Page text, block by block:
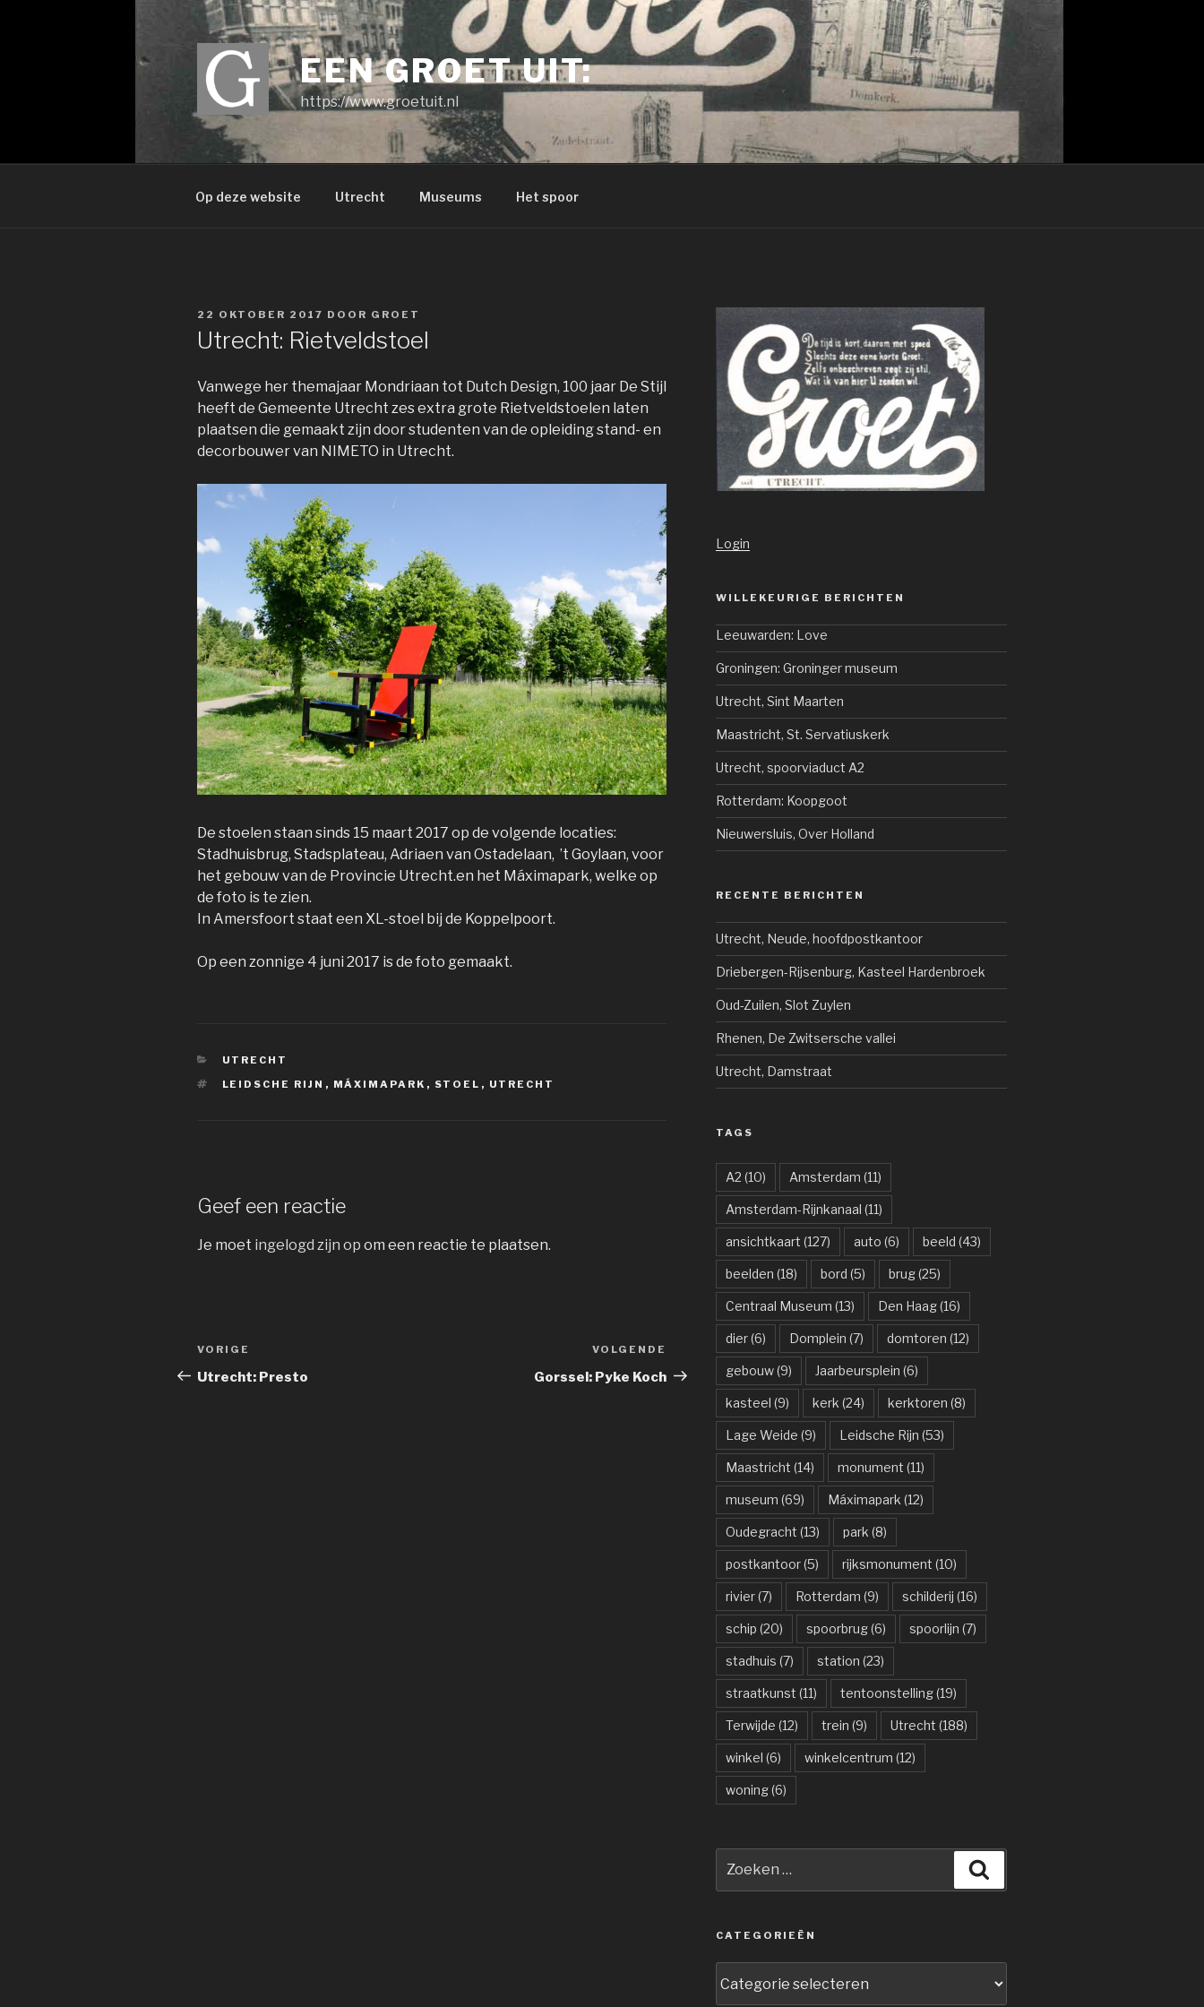
EEN GROET UIT:
https://www.groetuit.nl
Op deze website Utrecht Museums Het spoor
GEPLAATST
22 OKTOBER 2017 DOOR GROET
Utrecht: Rietveldstoel
Vanwege her themajaar Mondriaan tot Dutch Design, 100 jaar De Stijl
heeft de Gemeente Utrecht zes extra grote Rietveldstoelen laten
plaatsen die gemaakt zijn door studenten van de opleiding stand- en
decorbouwer van NIMETO in Utrecht.
De stoelen staan sinds 15 maart 2017 op de volgende locaties:
Stadhuisbrug, Stadsplateau, Adriaen van Ostadelaan, ’t Goylaan, voor
het gebouw van de Provincie Utrecht.en het Máximapark, welke op
de foto is te zien.
In Amersfoort staat een XL-stoel bij de Koppelpoort.
Op een zonnige 4 juni 2017 is de foto gemaakt.
CATEGORIEËN
UTRECHT
TAGS
LEIDSCHE RIJN , MÁXIMAPARK , STOEL , UTRECHT
Geef een reactie
Je moet ingelogd zijn op om een reactie te plaatsen.
Bericht
navigatie
Vorig
bericht
VORIGE
Utrecht: Presto
Volgend
bericht
VOLGENDE
Gorssel: Pyke Koch
Login
WILLEKEURIGE BERICHTEN
Leeuwarden: Love
Groningen: Groninger museum
Utrecht, Sint Maarten
Maastricht, St. Servatiuskerk
Utrecht, spoorviaduct A2
Rotterdam: Koopgoot
Nieuwersluis, Over Holland
RECENTE BERICHTEN
Utrecht, Neude, hoofdpostkantoor
Driebergen-Rijsenburg, Kasteel Hardenbroek
Oud-Zuilen, Slot Zuylen
Rhenen, De Zwitsersche vallei
Utrecht, Damstraat
TAGS
A2 (10) Amsterdam (11)
Amsterdam-Rijnkanaal (11)
ansichtkaart (127) auto (6) beeld (43)
beelden (18) bord (5) brug(25)
Centraal Museum (13) Den Haag(16)
dier(6) Domplein (7) domtoren (12)
gebouw(9) Jaarbeursplein (6)
kasteel (9) kerk (24) kerktoren (8)
Lage Weide (9) Leidsche Rijn (53)
Maastricht (14) monument (11)
museum (69) Máximapark (12)
Oudegracht (13) park (8)
postkantoor(5) rijksmonument (10)
rivier(7) Rotterdam (9) schilderij (16)
schip (20) spoorbrug(6) spoorlijn (7)
stadhuis (7) station (23)
straatkunst (11) tentoonstelling(19)
Terwijde (12) trein (9) Utrecht (188)
winkel (6) winkelcentrum (12)
woning(6)
naar:
CATEGORIEËN